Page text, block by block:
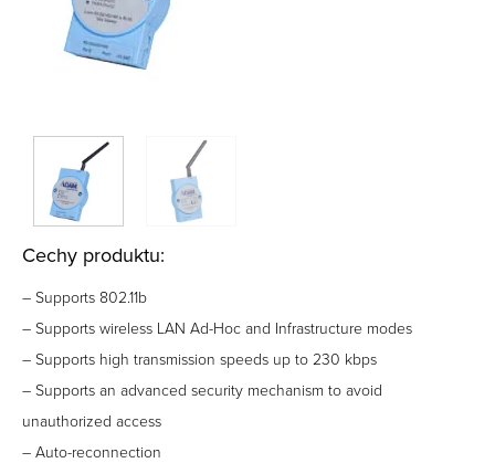
Cechy produktu:
– Supports 802.11b
– Supports wireless LAN Ad-Hoc and Infrastructure modes
– Supports high transmission speeds up to 230 kbps
– Supports an advanced security mechanism to avoid
unauthorized access
– Auto-reconnection